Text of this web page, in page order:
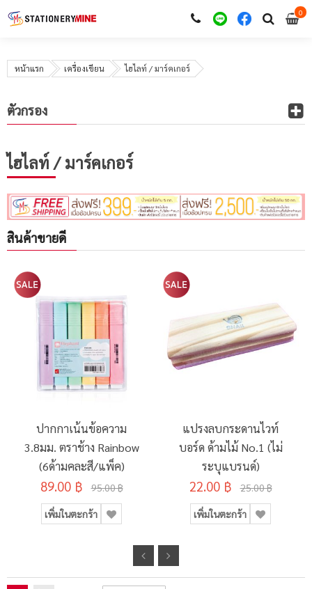
00
หน้าแรก เครื่องเขียน ไฮไลท์ / มาร์คเกอร์
ไฮไลท์ / มาร์คเกอร์
สินค้าขายดี
ปากกาเน้นข้อความ
3.8มม. ตราช้าง Rainbow
(6ด้ามคละสี/แพ็ค)
89.00 ฿ 95.00 ฿
เพิ่มในตะกร้า
แปรงลบกระดานไวท์
บอร์ด ด้ามไม้ No.1 (ไม่
ระบุแบรนด์)
22.00 ฿ 25.00 ฿
เพิ่มในตะกร้า
ตัวกรอง